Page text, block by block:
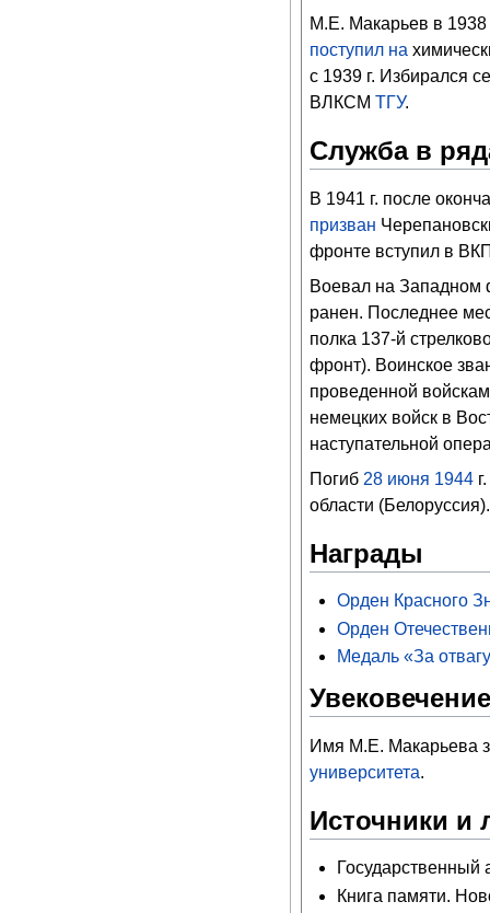
М.Е. Макарьев в 1938
поступил на
с 1939 г. Избирался
ВЛКСМ ТГУ.
Служба в
В 1941 г. после
призван
фронте вступил в
Воевал на Западном
ранен. Последнее
полка 137-й
фронт). Воинское
проведенной
немецких войск в
наступательной
Погиб 28 июня 1944
области (Белоруссия).
Награды
Орден Красного
Орден
Медаль «За
Имя М.Е. Макарьева
университета.
Источники и
Книга памяти.